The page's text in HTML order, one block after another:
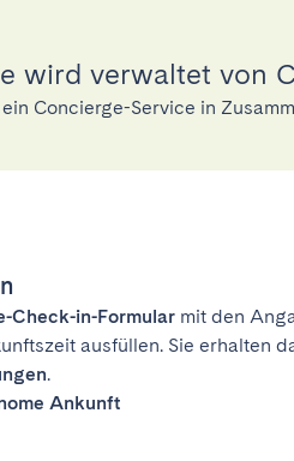
wird verwaltet von
Concierge-Service in
Check-in-Formular mit den
ausfüllen. Sie erhalten
.
Ankunft